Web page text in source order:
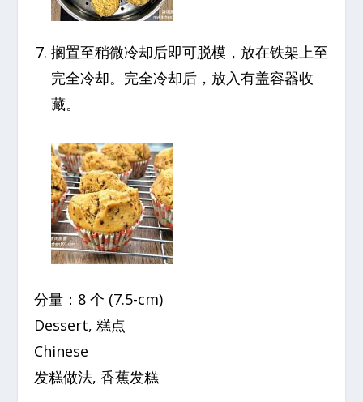
搁置至稍微冷却后即可脱模，放在铁架上至
完全冷却。完全冷却后，放入有盖容器收
藏。
分量：8 个 (7.5-cm)
Dessert, 糕点
Chinese
发糕做法, 香蕉发糕